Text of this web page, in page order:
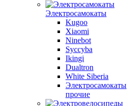
Электросамокаты
Kugoo
Xiaomi
Ninebot
Syccyba
Ikingi
Dualtron
White Siberia
Электросамокаты
прочие